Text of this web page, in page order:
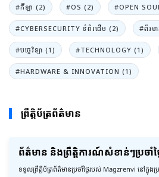
#កីឡា (2) #OS (2) #OPEN
#CYBERSECURITY ទំព័រដើម (2) #ព័រម
#បច្ចេវិទ្យា (1) #TECHNOLOGY (1)
#HARDWARE & INNOVATION (1)
ព្រឹត្តិប័ត្រព័ត៌មាន
ព័ត៌មាន និងព្រឹត្តិការណ៍សំខាន់ៗប្រចាំ
ទទួលព្រឹត្តិប័ត្រព័ត៌មានប្រចាំថ្ងៃរបស់ Magzrenvi នៅក្នុងប្